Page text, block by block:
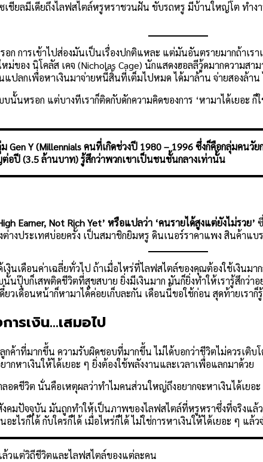
ชียลมีเดียถึงไลฟสไตล์หรูหราชวนฝัน ขับรถหรู มีบ้านใหญ่โต ทำ
การเข้าไปส่องมันเป็นเรื่องปกติแหละ แต่มันอันตรายมากถ้าเร
ของ นิโคลัส เคจ (Nicholas Cage) นักแสดงฮอลลีวู้ดมากความสา
ปลกเพื่อหาเงินมาจ่ายหนี้สิ้นที่เต็มไปหมด ได้มาล้าน จ่ายสองล้า
นั้นหรอก แต่บางทีเราก็ติดกับดักความคิดของการ ‘หามาได้เยอ
Gen Y (Millennials คนที่เกิดช่วงปี 1980 – 1996 ซึ่งก็คือกลุ่มคน
อปี (3.5 ล้านบาท) รู้สึกว่าพวกเขาเป็นชนชั้นกลางเท่านั้น
Earner, Not Rich Yet’ หรือแปลว่า ‘คนรายได้สูงแต่ยังไม่รวย’
างประเทศบ่อยครั้ง เป็นสมาชิกยิมหรู ดินเนอร์ราคาแพง สินค้าแบ
งินเดือนค่าเฉลี่ยทั่วไป ถ้าเมื่อไหร่ที่ไลฟสไตล์ของคุณต้องใช้เงินม
บก็เสพติดชีวิตที่สุขสบาย ยิ่งมีเงินมาก มันก็ยิ่งทำให้เรารู้สึกว่าอ
วเดือนหน้าก็หามาได้ค่อยเก็บละกัน เดือนนี้ขอใช้ก่อน สุดท้ายเราก็
ารเงิน…เสมอไป
าที่มากขึ้น ความรับผิดชอบที่มากขึ้น ไม่ได้บอกว่าชีวิตไม่ควรเติบ
ากหาเงินให้ได้เยอะ ๆ ยิ่งต้องใช้พลังงานและเวลาเพื่อแลกมาด้วย
ดชีวิต นั่นคือเหตุผลว่าทำไมคนส่วนใหญ่ถึงอยากจะหาเงินได้เยอ
งคมปัจจุบัน มันถูกทำให้เป็นภาพของไลฟสไตล์ที่หรูหราซึ่งที่จริงแ
รก็ได้ กับใครก็ได้ เมื่อไหร่ก็ได้ ไม่ใช่การหาเงินให้ได้เยอะ ๆ แล้
วแต่วิถีชีวิตและไลฟสไตล์ของแต่ละคน